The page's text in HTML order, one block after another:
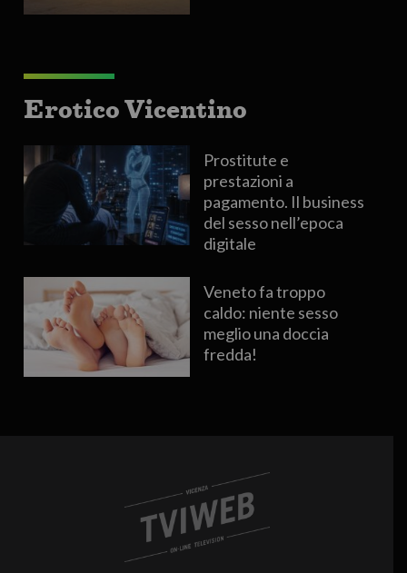
Erotico Vicentino
Prostitute e
prestazioni a
pagamento. Il business
del sesso nell’epoca
digitale
Veneto fa troppo
caldo: niente sesso
meglio una doccia
fredda!